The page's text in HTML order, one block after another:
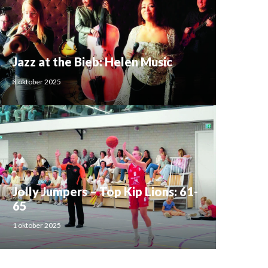
Jazz at the Bieb: Helen Music
3 oktober 2025
Jolly Jumpers – Top Kip Lions: 61-
65
1 oktober 2025